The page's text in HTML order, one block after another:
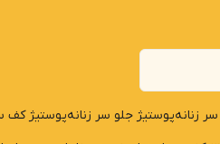
زنانهپوستیژ جلو سر زنانهپوستیژ کف